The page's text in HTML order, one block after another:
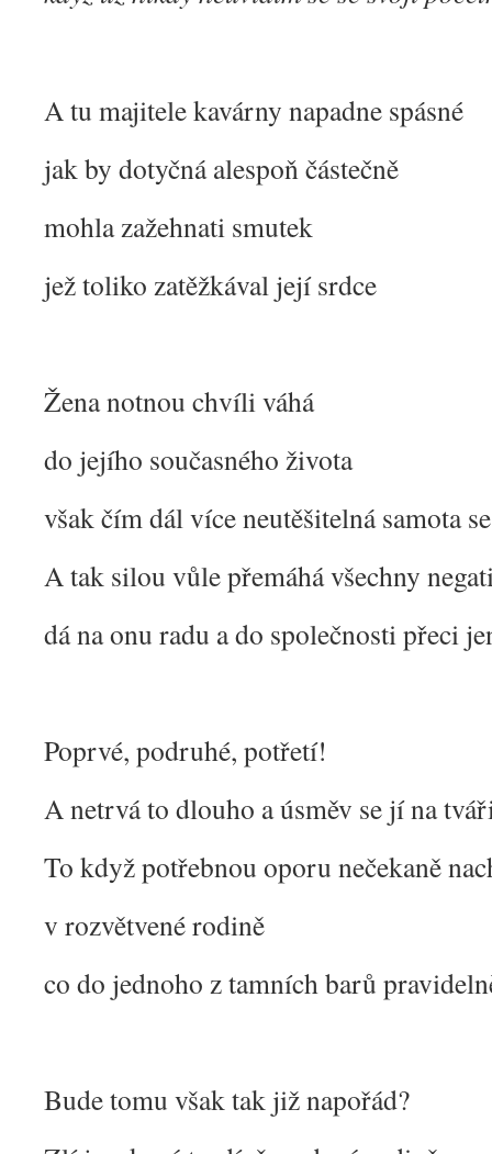
A tu majitele kavárny napadne spásné
jak by dotyčná alespoň částečně
mohla zažehnati smutek
jež toliko zatěžkával její srdce
Žena notnou chvíli váhá
do jejího současného života
však čím dál více neutěšitelná samota
A tak silou vůle přemáhá všechny
dá na onu radu a do společnosti přeci
Poprvé, podruhé, potřetí!
A netrvá to dlouho a úsměv se jí na
To když potřebnou oporu nečekaně
v rozvětvené rodině
co do jednoho z tamních barů
Bude tomu však tak již napořád?